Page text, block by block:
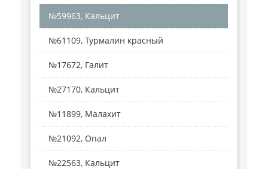
№59963, Кальцит
№61109, Турмалин красный
№17672, Галит
№27170, Кальцит
№11899, Малахит
№21092, Опал
№22563, Кальцит